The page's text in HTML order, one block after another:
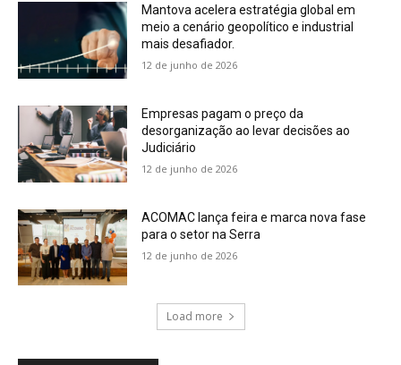
Mantova acelera estratégia global em
meio a cenário geopolítico e industrial
mais desafiador.
12 de junho de 2026
Empresas pagam o preço da
desorganização ao levar decisões ao
Judiciário
12 de junho de 2026
ACOMAC lança feira e marca nova fase
para o setor na Serra
12 de junho de 2026
Load more